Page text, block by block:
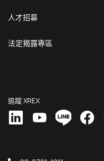
人才招募
法定揭露專區
追蹤 XREX